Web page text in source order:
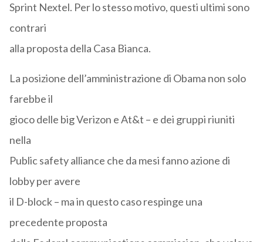
Sprint Nextel. Per lo stesso motivo, questi ultimi sono
contrari
alla proposta della Casa Bianca.
La posizione dell’amministrazione di Obama non solo
farebbe il
gioco delle big Verizon e At&t – e dei gruppi riuniti
nella
Public safety alliance che da mesi fanno azione di
lobby per avere
il D-block – ma in questo caso respinge una
precedente proposta